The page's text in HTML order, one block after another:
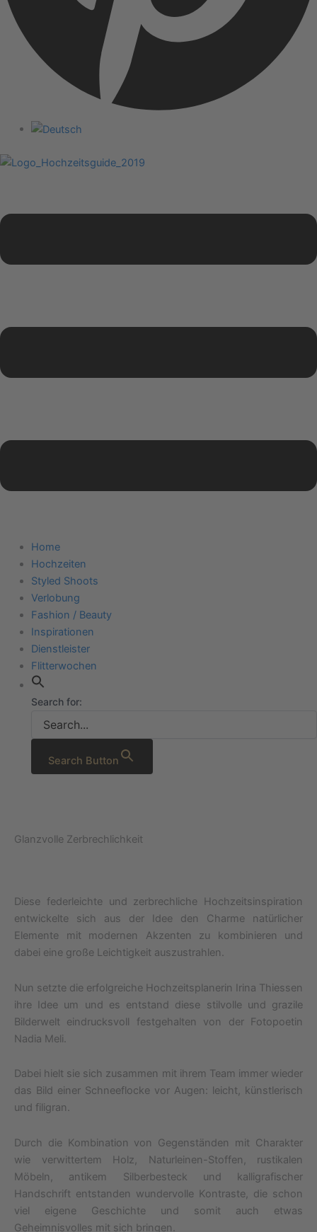
Home
Hochzeiten
Styled Shoots
Verlobung
Fashion / Beauty
Inspirationen
Dienstleister
Flitterwochen
Search for:
Search Button
Glanzvolle Zerbrechlichkeit
Diese federleichte und zerbrechliche Hochzeitsinspiration
entwickelte sich aus der Idee den Charme natürlicher
Elemente mit modernen Akzenten zu kombinieren und
dabei eine große Leichtigkeit auszustrahlen.
Nun setzte die erfolgreiche Hochzeitsplanerin Irina Thiessen
ihre Idee um und es entstand diese stilvolle und grazile
Bilderwelt eindrucksvoll festgehalten von der Fotopoetin
Nadia Meli.
Dabei hielt sie sich zusammen mit ihrem Team immer wieder
das Bild einer Schneeflocke vor Augen: leicht, künstlerisch
und filigran.
Durch die Kombination von Gegenständen mit Charakter
wie verwittertem Holz, Naturleinen-Stoffen, rustikalen
Möbeln, antikem Silberbesteck und kalligrafischer
Handschrift entstanden wundervolle Kontraste, die schon
viel eigene Geschichte und somit auch etwas
Geheimnisvolles mit sich bringen.